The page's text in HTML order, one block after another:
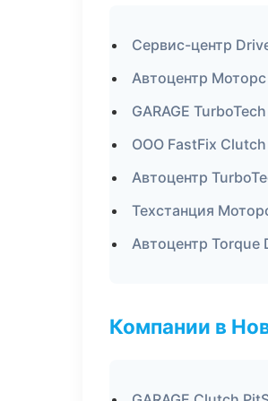
Сервис-центр
Автоцентр
GARAGE
ООО FastFix
Автоцентр
Техстанция
Автоцентр
Компании в